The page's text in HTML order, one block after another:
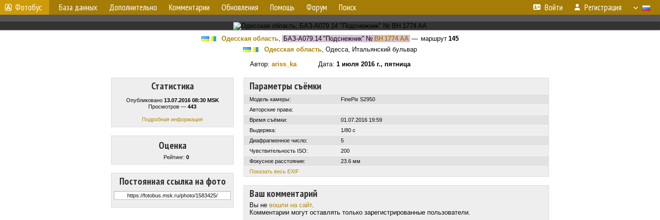
Фотобус База данных Дополнительно Комментарии Обновления Помощь Форум Поиск Войти Регистрация
Одесская область, БАЗ-А079.14 "Подснежник" № BH 1774 AA — маршрут 145
Одесская область, Одесса, Итальянский бульвар
Автор: ariss_kaДата: 1 июля 2016 г., пятница
Статистика
Опубликовано 13.07.2016 08:30 MSK
Просмотров — 443
Подробная информация
Оценка
Рейтинг: 0
Постоянная ссылка на фото
Параметры съёмки
Модель камеры:
FinePix S2950
Авторские права:
Время съёмки:
01.07.2016 19:59
Выдержка:
1/80 с
Диафрагменное число:
5
Чувствительность ISO:
200
Фокусное расстояние:
23.6 мм
Показать весь EXIF
Ваш комментарий
Вы не вошли на сайт.
Комментарии могут оставлять только зарегистрированные пользователи.